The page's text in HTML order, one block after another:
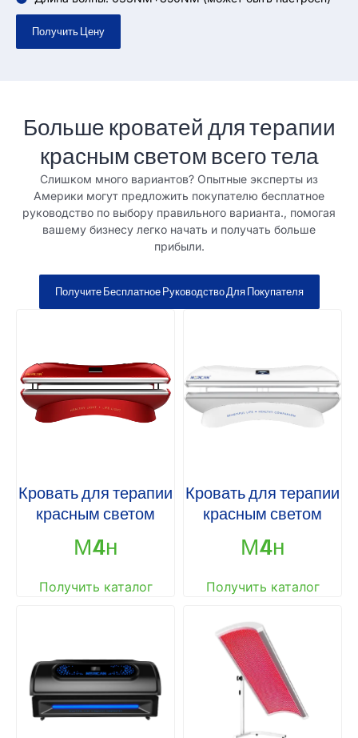
Получить Цену
Больше кроватей для терапии
красным светом всего тела
Слишком много вариантов? Опытные эксперты из
Америки могут предложить покупателю бесплатное
руководство по выбору правильного варианта., помогая
вашему бизнесу легко начать и получать больше
прибыли.
Получите Бесплатное Руководство Для Покупателя
Кровать для терапии
красным светом
М4н
Получить каталог
Кровать для терапии
красным светом
М4н
Получить каталог